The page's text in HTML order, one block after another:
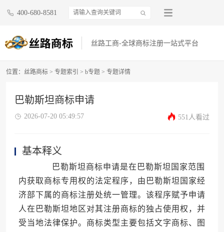
400-680-8581
丝路工商-全球商标注册一站式平台
位置： 丝路商标 > 专题索引 > b专题 > 专题详情
巴勒斯坦商标申请
2026-07-20 05:49:57 551人看过
基本释义
巴勒斯坦商标申请是在巴勒斯坦国家范围
内获取商标专用权的法定程序，由巴勒斯坦国家经
济部下属的商标注册处统一管理。该程序赋予申请
人在巴勒斯坦地区对其注册商标的独占使用权，并
受当地法律保护。商标类型主要包括文字商标、图